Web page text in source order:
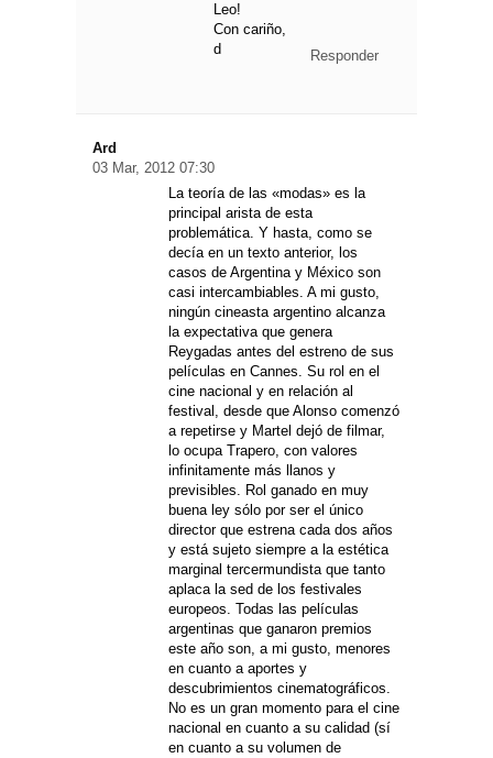
Leo!
Con cariño,
d
Responder
Ard
03 Mar, 2012 07:30
La teoría de las «modas» es la
principal arista de esta
problemática. Y hasta, como se
decía en un texto anterior, los
casos de Argentina y México son
casi intercambiables. A mi gusto,
ningún cineasta argentino alcanza
la expectativa que genera
Reygadas antes del estreno de sus
películas en Cannes. Su rol en el
cine nacional y en relación al
festival, desde que Alonso comenzó
a repetirse y Martel dejó de filmar,
lo ocupa Trapero, con valores
infinitamente más llanos y
previsibles. Rol ganado en muy
buena ley sólo por ser el único
director que estrena cada dos años
y está sujeto siempre a la estética
marginal tercermundista que tanto
aplaca la sed de los festivales
europeos. Todas las películas
argentinas que ganaron premios
este año son, a mi gusto, menores
en cuanto a aportes y
descubrimientos cinematográficos.
No es un gran momento para el cine
nacional en cuanto a su calidad (sí
en cuanto a su volumen de